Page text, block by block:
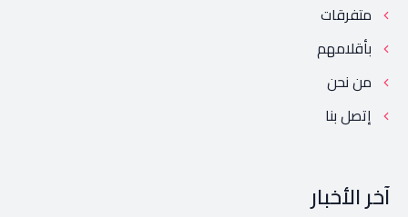
متفرقات
بأقلامهم
من نحن
إتصل بنا
آخر الأخبار